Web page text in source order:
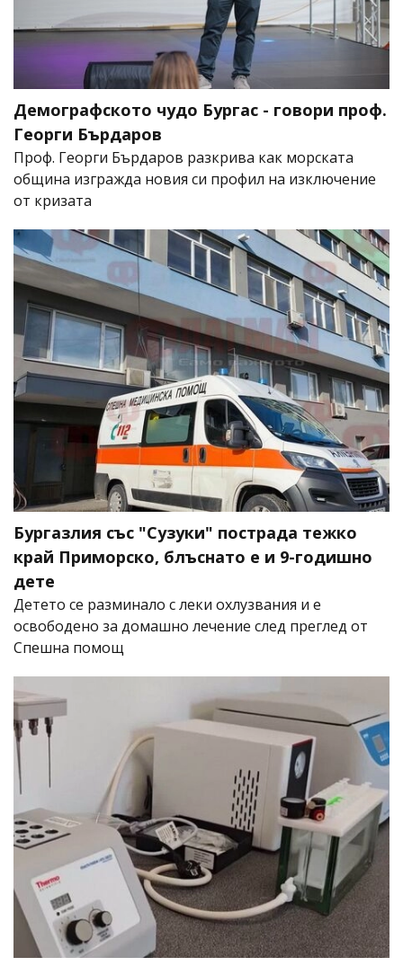
Демографското чудо Бургас - говори проф.
Георги Бърдаров
Проф. Георги Бърдаров разкрива как морската
община изгражда новия си профил на изключение
от кризата
Бургазлия със "Сузуки" пострада тежко
край Приморско, блъснато е и 9-годишно
дете
Детето се разминало с леки охлузвания и е
освободено за домашно лечение след преглед от
Спешна помощ